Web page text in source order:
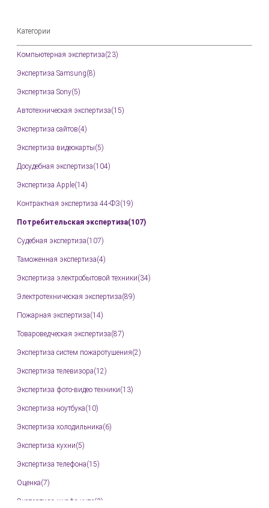
Категории
Компьютерная экспертиза(23)
Экспертиза Samsung(8)
Экспертиза Sony(5)
Автотехническая экспертиза(15)
Экспертиза сайтов(4)
Экспертиза видеокарты(5)
Досудебная экспертиза(104)
Экспертиза Apple(14)
Контрактная экспертиза 44-ФЗ(19)
Потребительская экспертиза(107)
Судебная экспертиза(107)
Таможенная экспертиза(4)
Экспертиза электробытовой техники(34)
Электротехническая экспертиза(89)
Пожарная экспертиза(14)
Товароведческая экспертиза(87)
Экспертиза систем пожаротушения(2)
Экспертиза телевизора(12)
Экспертиза фото-видео техники(13)
Экспертиза ноутбука(10)
Экспертиза холодильника(6)
Экспертиза кухни(5)
Экспертиза телефона(15)
Оценка(7)
Экспертиза шкафа купе(3)